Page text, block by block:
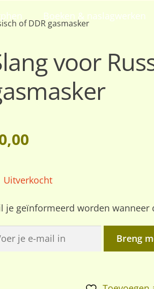
Boeken & naslagwerken
of DDR gasmasker
voor
Uitverkocht
je geïnformeerd worden
Breng